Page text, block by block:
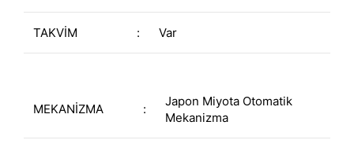
TAKVİM : Var
MEKANİZMA :
Japon Miyota Otomatik
Mekanizma